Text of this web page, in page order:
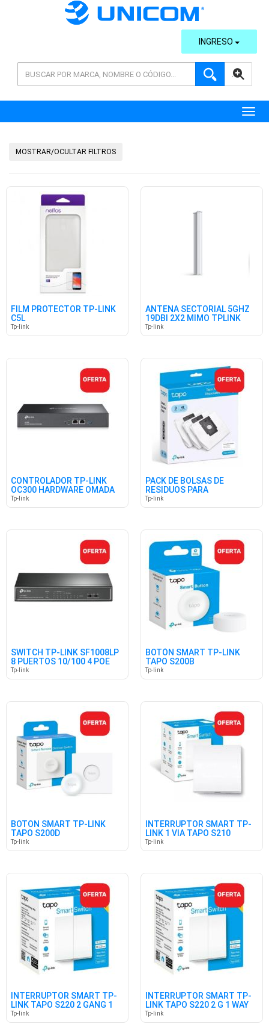
AVANZADA
INGRESO
MOSTRAR/OCULTAR FILTROS
FILM PROTECTOR TP-LINK
C5L
Tp-link
ANTENA SECTORIAL 5GHZ
19DBI 2X2 MIMO TPLINK
Tp-link
CONTROLADOR TP-LINK
OC300 HARDWARE OMADA
Tp-link
PACK DE BOLSAS DE
RESIDUOS PARA
ASPIRADORA TAPO
Tp-link
SWITCH TP-LINK SF1008LP
8 PUERTOS 10/100 4 POE
Tp-link
BOTÓN SMART TP-LINK
TAPO S200B
Tp-link
BOTON SMART TP-LINK
TAPO S200D
Tp-link
INTERRUPTOR SMART TP-
LINK 1 VIA TAPO S210
Tp-link
INTERRUPTOR SMART TP-
LINK TAPO S220 2 GANG 1
WAY
Tp-link
INTERRUPTOR SMART TP-
LINK TAPO S220 2 G 1 WAY
V1.0
Tp-link